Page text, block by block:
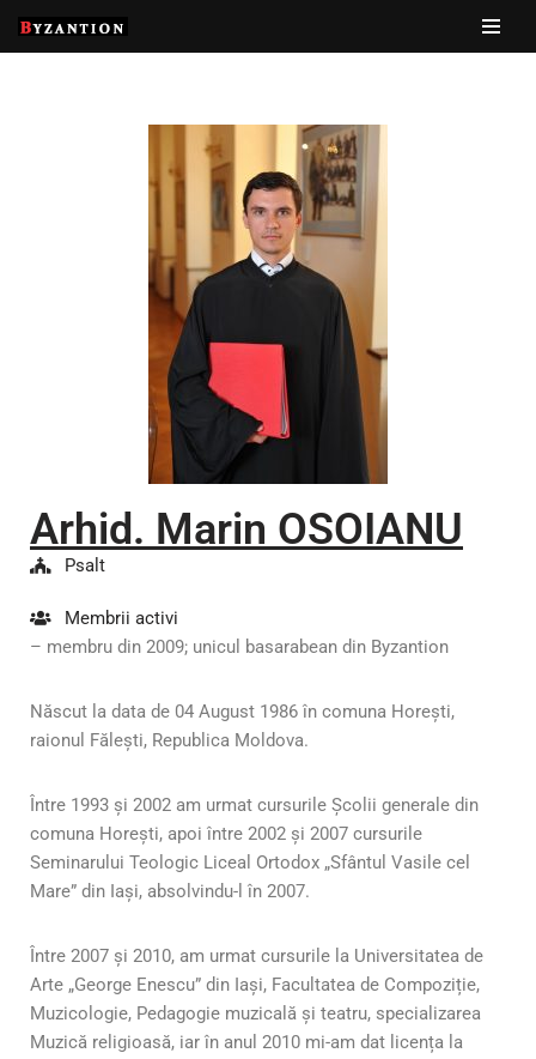
Arhid. Marin OSOIANU
Psalt
Membrii activi
– membru din 2009; unicul basarabean din Byzantion
Născut la data de 04 August 1986 în comuna Horești,
raionul Fălești, Republica Moldova.
Între 1993 și 2002 am urmat cursurile Școlii generale din
comuna Horești, apoi între 2002 și 2007 cursurile
Seminarului Teologic Liceal Ortodox „Sfântul Vasile cel
Mare” din Iași, absolvindu-l în 2007.
Între 2007 și 2010, am urmat cursurile la Universitatea de
Arte „George Enescu” din Iași, Facultatea de Compoziție,
Muzicologie, Pedagogie muzicală și teatru, specializarea
Muzică religioasă, iar în anul 2010 mi-am dat licența la